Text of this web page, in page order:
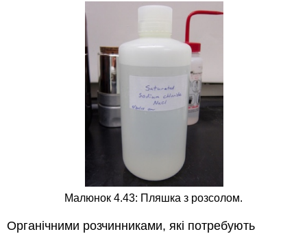
Малюнок 4.43: Пляшка з розсолом.
Органічними розчинниками, які потребують